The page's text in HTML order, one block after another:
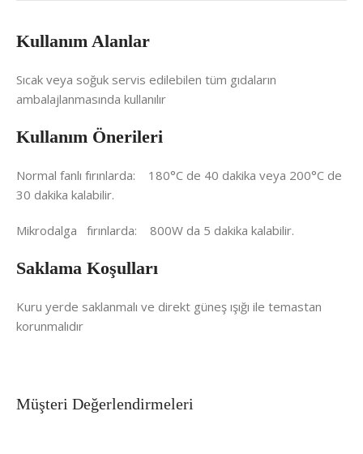
Kullanım Alanlar
Sıcak veya soğuk servis edilebilen tüm gıdaların
ambalajlanmasında kullanılır
Kullanım Önerileri
Normal fanlı fırınlarda: 180°C de 40 dakika veya 200°C de
30 dakika kalabilir.
Mikrodalga fırınlarda: 800W da 5 dakika kalabilir.
Saklama Koşulları
Kuru yerde saklanmalı ve direkt güneş ışığı ile temastan
korunmalıdır
Müşteri Değerlendirmeleri